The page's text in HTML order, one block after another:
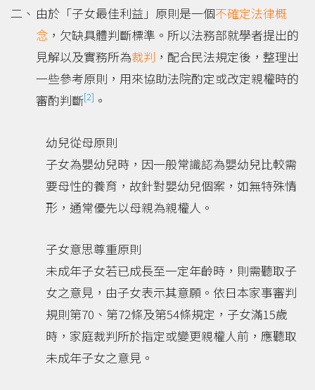
由於「子女最佳利益」原則是一個不確定法律概
念 ，欠缺具體判斷標準。所以法務部就學者提出的
見解以及實務所為裁判 ，配合民法規定後，整理出
一些參考原則，用來協助法院酌定或改定親權時的
審酌判斷[2] 。
幼兒從母原則
子女為嬰幼兒時，因一般常識認為嬰幼兒比較需
要母性的養育，故針對嬰幼兒個案，如無特殊情
形，通常優先以母親為親權人。
子女意思尊重原則
未成年子女若已成長至一定年齡時，則需聽取子
女之意見，由子女表示其意願。依日本家事審判
規則第70、第72條及第54條規定，子女滿15歲
時，家庭裁判所於指定或變更親權人前，應聽取
未成年子女之意見。